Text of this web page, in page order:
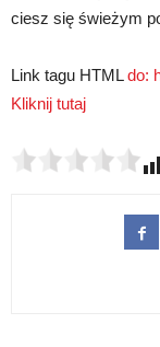
ciesz się świeżym
Link tagu HTMLdo:
Kliknij tutaj